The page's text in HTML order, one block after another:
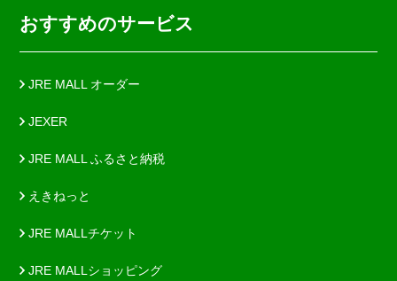
おすすめのサービス
JRE MALL オーダー
JEXER
JRE MALL ふるさと納税
えきねっと
JRE MALLチケット
JRE MALLショッピング